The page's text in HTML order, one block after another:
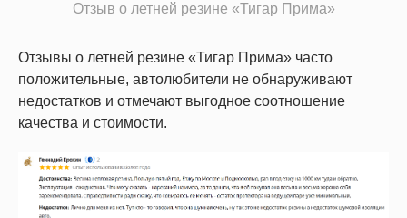
Отзыв о летней резине «Тигар Прима»
Отзывы о летней резине «Тигар Прима» часто
положительные, автолюбители не обнаруживают
недостатков и отмечают выгодное соотношение
качества и стоимости.